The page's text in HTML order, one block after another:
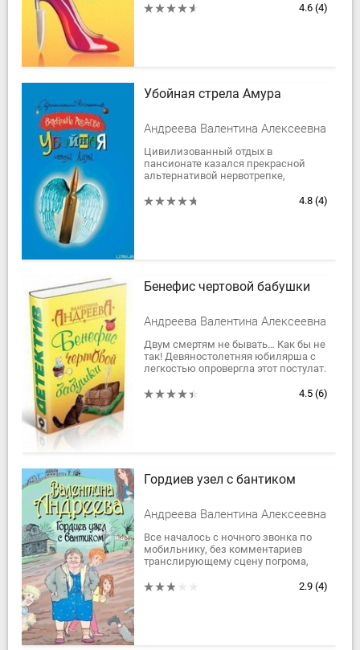
только прихватить по дороге
4.6 (4)
Убойная стрела Амура
Андреева Валентина Алексеевна
Цивилизованный отдых в
пансионате казался прекрасной
альтернативой нервотрепке,
дачи. Но подвела невнимательность
4.8 (4)
Бенефис чертовой бабушки
Андреева Валентина Алексеевна
Двум смертям не бывать… Как бы не
так! Девяностолетняя юбилярша с
легкостью опровергла этот постулат.
собой странные, не поддающиеся...
4.5 (6)
Гордиев узел с бантиком
Андреева Валентина Алексеевна
Все началось с ночного звонка по
мобильнику, без комментариев
транслирующему сцену погрома,
женским криком. Последующие2.9 (4)